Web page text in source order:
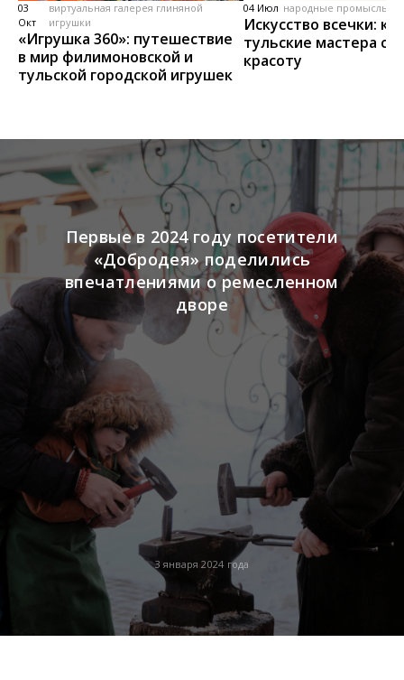
03
Окт
виртуальная галерея глиняной
игрушки
«Игрушка 360»: путешествие
в мир филимоновской и
тульской городской игрушек
04 Июл народные промыслы,
Искусство всечки: как
тульские мастера
красоту
3 января 2024 года
Первые в 2024 году посетители
«Добродея» поделились
впечатлениями о ремесленном
дворе